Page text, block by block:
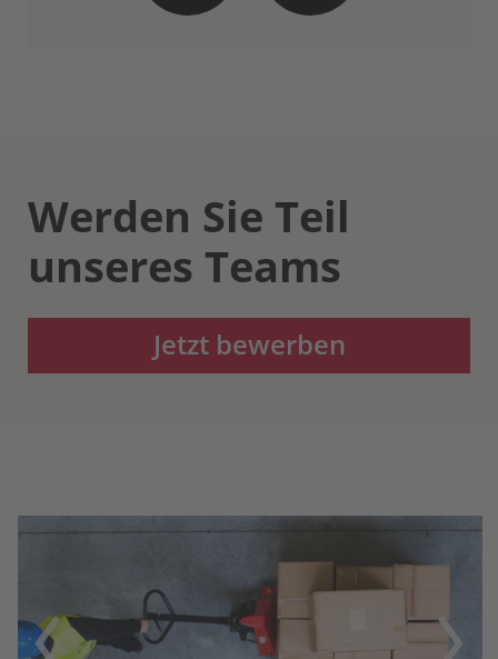
Werden Sie Teil
unseres Teams
Jetzt bewerben
Previous Next